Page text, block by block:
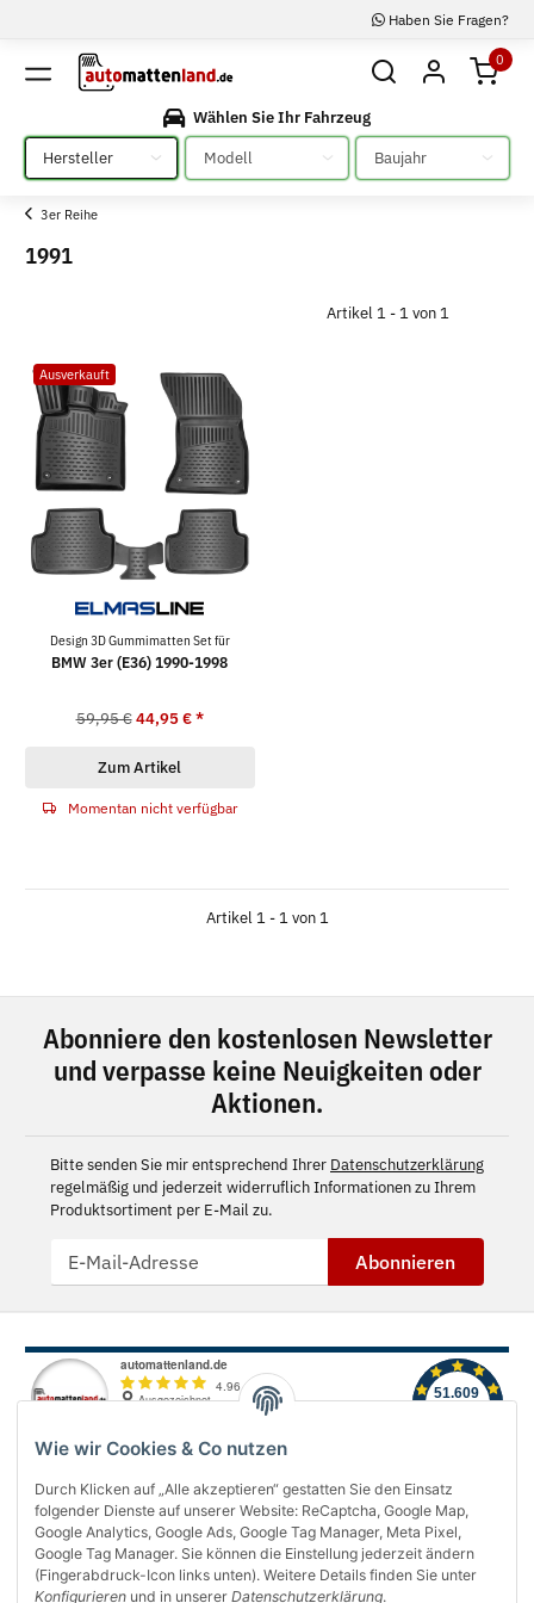
Wie wir Cookies & Co nutzen
Durch Klicken auf „Alle akzeptieren“ gestatten Sie den Einsatz
folgender Dienste auf unserer Website: ReCaptcha, Google Map,
Google Analytics, Google Ads, Google Tag Manager, Meta Pixel,
Google Tag Manager. Sie können die Einstellung jederzeit ändern
(Fingerabdruck-Icon links unten). Weitere Details finden Sie unter
Konfigurieren und in unserer Datenschutzerklärung.
Haben Sie Fragen?
0
Wählen Sie Ihr Fahrzeug
Bitte auswählen
Bitte auswählen Bitte auswählen
3er Reihe
1991
Artikel 1 - 1 von 1
Ausverkauft
Design 3D Gummimatten Set für
BMW 3er (E36) 1990-1998
59,95 € 44,95 €*
Zum Artikel
Momentan nicht verfügbar
Artikel 1 - 1 von 1
Abonniere den kostenlosen Newsletter
und verpasse keine Neuigkeiten oder
Aktionen.
Bitte senden Sie mir entsprechend Ihrer Datenschutzerklärung
regelmäßig und jederzeit widerruflich Informationen zu Ihrem
Produktsortiment per E-Mail zu.
Abonnieren
Über uns
Informationen